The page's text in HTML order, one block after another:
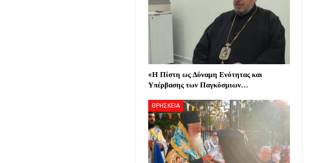
«Η Πίστη ως Δύναμη Ενότητας και
Υπέρβασης των Παγκόσμιων…
ΘΡΗΣΚΕΙΑ